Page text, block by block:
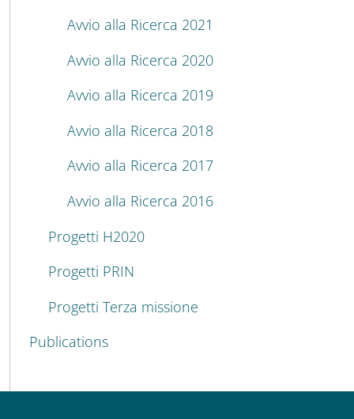
Avvio alla Ricerca 2021
Avvio alla Ricerca 2020
Avvio alla Ricerca 2019
Avvio alla Ricerca 2018
Avvio alla Ricerca 2017
Avvio alla Ricerca 2016
Progetti H2020
Progetti PRIN
Progetti Terza missione
Publications